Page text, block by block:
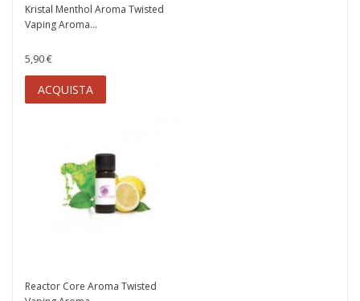
Kristal Menthol Aroma Twisted
Vaping Aroma...
5,90 €
ACQUISTA
Reactor Core Aroma Twisted